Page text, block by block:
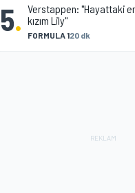
5. FORMULA 120 dk
Verstappen: "Hayattaki
kızım Lily"